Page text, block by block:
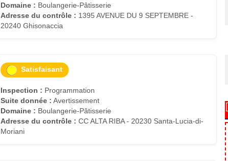
Domaine : Boulangerie-Pâtisserie
Adresse du contrôle : 1395 AVENUE DU 9 SEPTEMBRE -
20240 Ghisonaccia
Satisfaisant
Inspection : Programmation
Suite donnée : Avertissement
Domaine : Boulangerie-Pâtisserie
Adresse du contrôle : CC ALTA RIBA - 20230 Santa-Lucia-di-
Moriani